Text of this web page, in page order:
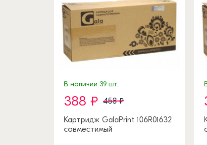
В наличии 39 шт.
388 ₽ 458 ₽
Картридж GalaPrint 106R01632
совместимый